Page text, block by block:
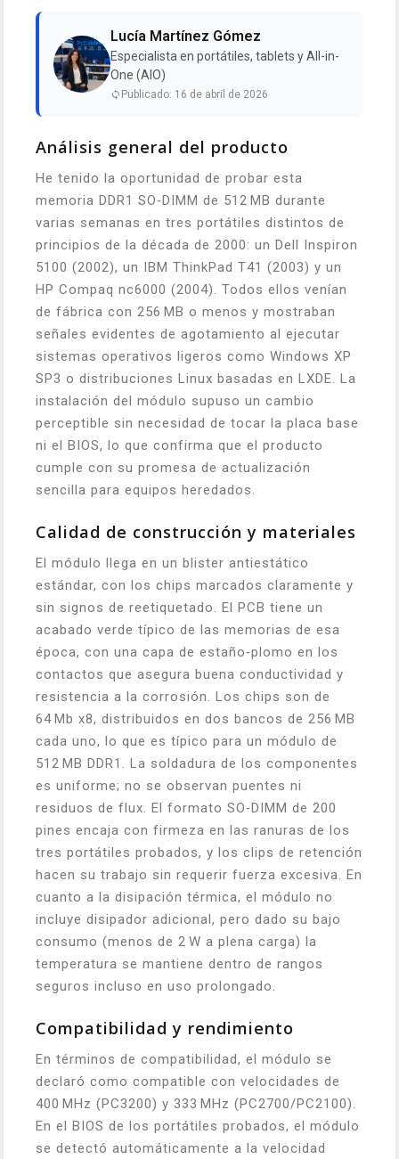
Lucía Martínez Gómez
Especialista en portátiles, tablets y All-in-
One (AIO)
Publicado: 16 de abril de 2026
Análisis general del producto
He tenido la oportunidad de probar esta
memoria DDR1 SO‑DIMM de 512 MB durante
varias semanas en tres portátiles distintos de
principios de la década de 2000: un Dell Inspiron
5100 (2002), un IBM ThinkPad T41 (2003) y un
HP Compaq nc6000 (2004). Todos ellos venían
de fábrica con 256 MB o menos y mostraban
señales evidentes de agotamiento al ejecutar
sistemas operativos ligeros como Windows XP
SP3 o distribuciones Linux basadas en LXDE. La
instalación del módulo supuso un cambio
perceptible sin necesidad de tocar la placa base
ni el BIOS, lo que confirma que el producto
cumple con su promesa de actualización
sencilla para equipos heredados.
Calidad de construcción y materiales
El módulo llega en un blister antiestático
estándar, con los chips marcados claramente y
sin signos de reetiquetado. El PCB tiene un
acabado verde típico de las memorias de esa
época, con una capa de estaño‑plomo en los
contactos que asegura buena conductividad y
resistencia a la corrosión. Los chips son de
64 Mb x8, distribuidos en dos bancos de 256 MB
cada uno, lo que es típico para un módulo de
512 MB DDR1. La soldadura de los componentes
es uniforme; no se observan puentes ni
residuos de flux. El formato SO‑DIMM de 200
pines encaja con firmeza en las ranuras de los
tres portátiles probados, y los clips de retención
hacen su trabajo sin requerir fuerza excesiva. En
cuanto a la disipación térmica, el módulo no
incluye disipador adicional, pero dado su bajo
consumo (menos de 2 W a plena carga) la
temperatura se mantiene dentro de rangos
seguros incluso en uso prolongado.
Compatibilidad y rendimiento
En términos de compatibilidad, el módulo se
declaró como compatible con velocidades de
400 MHz (PC3200) y 333 MHz (PC2700/PC2100).
En el BIOS de los portátiles probados, el módulo
se detectó automáticamente a la velocidad